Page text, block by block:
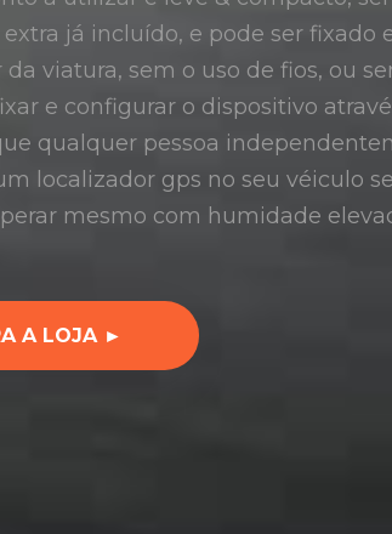
já incluído, e pode ser fixado
viatura, sem o uso de fios, ou
e configurar o dispositivo
qualquer pessoa
localizador gps no seu véiculo
mesmo com humidade
A LOJA ►